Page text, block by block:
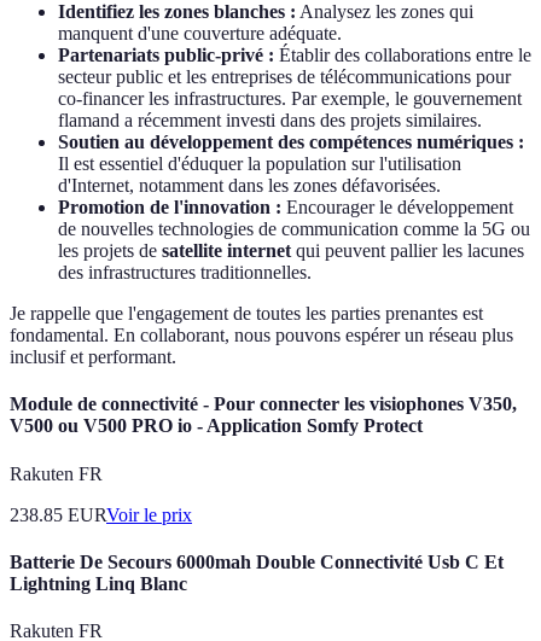
Identifiez les zones blanches : Analysez les zones qui
manquent d'une couverture adéquate.
Partenariats public-privé : Établir des collaborations entre le
secteur public et les entreprises de télécommunications pour
co-financer les infrastructures. Par exemple, le gouvernement
flamand a récemment investi dans des projets similaires.
Soutien au développement des compétences numériques :
Il est essentiel d'éduquer la population sur l'utilisation
d'Internet, notamment dans les zones défavorisées.
Promotion de l'innovation : Encourager le développement
de nouvelles technologies de communication comme la 5G ou
les projets de satellite internet qui peuvent pallier les lacunes
des infrastructures traditionnelles.
Je rappelle que l'engagement de toutes les parties prenantes est
fondamental. En collaborant, nous pouvons espérer un réseau plus
inclusif et performant.
Module de connectivité - Pour connecter les visiophones V350,
V500 ou V500 PRO io - Application Somfy Protect
Rakuten FR
238.85 EURVoir le prix
Batterie De Secours 6000mah Double Connectivité Usb C Et
Lightning Linq Blanc
Rakuten FR